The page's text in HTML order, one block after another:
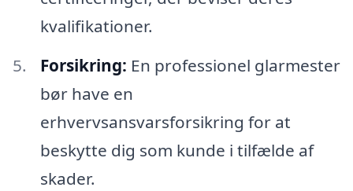
kvalifikationer.
Forsikring: En professionel glarmester
bør have en
erhvervsansvarsforsikring for at
beskytte dig som kunde i tilfælde af
skader.